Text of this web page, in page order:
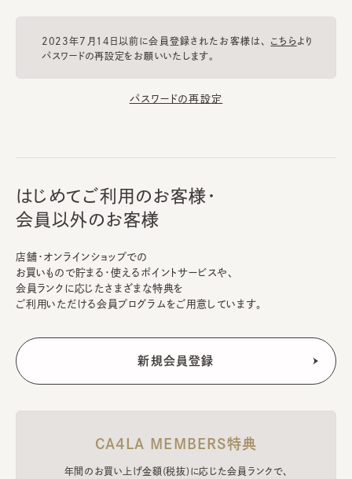
2023年7月14日以前に会員登録されたお客様は、 こちらより
パスワードの再設定をお願いいたします。
パスワードの再設定
はじめてご利用のお客様・
会員以外のお客様
店舗・オンラインショップでの
お買いもので貯まる・使えるポイントサービスや、
会員ランクに応じたさまざまな特典を
ご利用いただける会員プログラムをご用意しています。
CA4LA MEMBERS特典
年間のお買い上げ金額(税抜)に応じた会員ランクで、